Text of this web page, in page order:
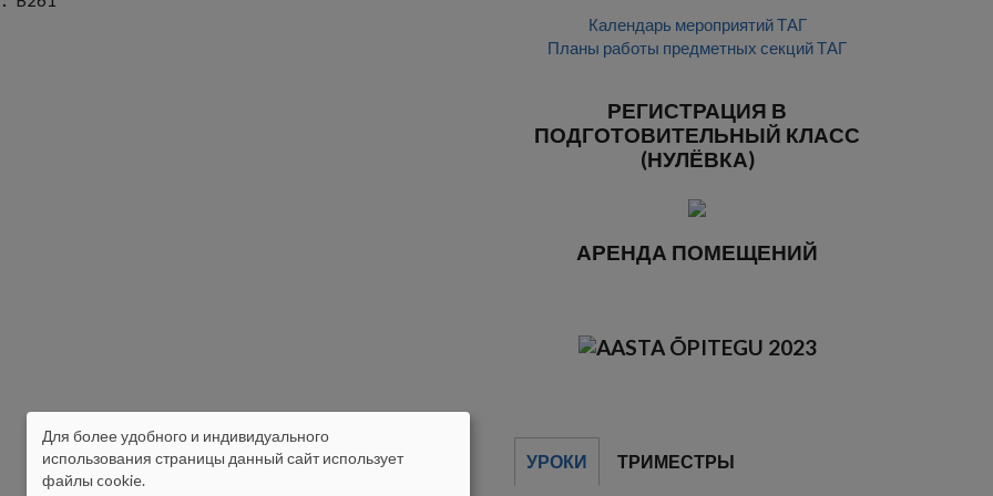
Календарь мероприятий ТАГ
Планы работы предметных секций ТАГ
РЕГИСТРАЦИЯ В
ПОДГОТОВИТЕЛЬНЫЙ КЛАСС
(НУЛЁВКА)
АРЕНДА ПОМЕЩЕНИЙ
УРОКИ ТРИМЕСТРЫ
ISIKUANDMETE
Для более удобного и индивидуального
использования страницы данный сайт использует
файлы cookie.